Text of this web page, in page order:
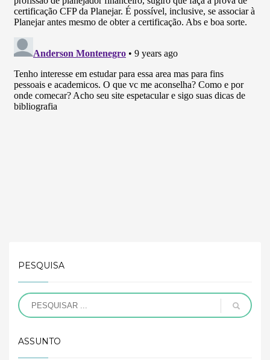
PESQUISA
ASSUNTO